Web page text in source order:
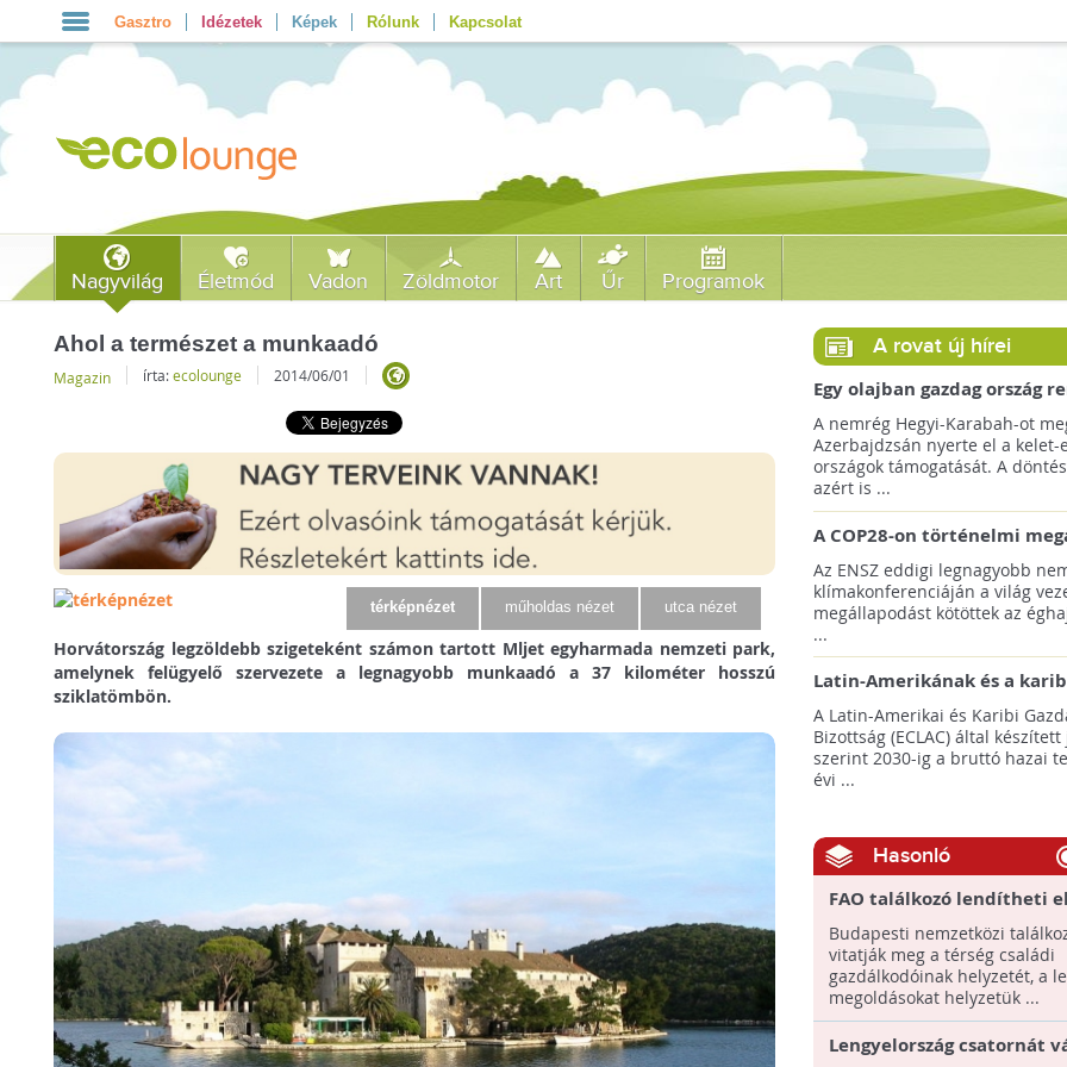
Gasztro Idézetek Képek Rólunk Kapcsolat
Nagyvilág Életmód Vadon Zöldmotor Art Űr Programok
Ahol a természet a munkaadó
Magazin írta:ecolounge 2014/06/01
térképnézet műholdas nézet utca nézet
Horvátország legzöldebb szigeteként számon tartott Mljet egyharmada nemzeti park,
amelynek felügyelő szervezete a legnagyobb munkaadó a 37 kilométer hosszú
sziklatömbön.
A rovat új hírei
Egy olajban gazdag ország
jövőre a COP29 klímacsúcsot
A nemrég Hegyi-Karabah-ot
Azerbajdzsán nyerte el a kelet-
országok támogatását. A
azért is ...
A COP28-on történelmi
született! - Összefoglaló az
klímacsúcsáról
Az ENSZ eddigi legnagyobb
klímakonferenciáján a világ
megállapodást kötöttek az
...
Latin-Amerikának és a
térségnek növelniük kell
az éghajlatvédelmi célok
A Latin-Amerikai és Karibi
Bizottság (ECLAC) által
szerint 2030-ig a bruttó hazai
évi ...
Hasonló
FAO találkozó lendítheti
térség családi
helyzetét
Budapesti nemzetközi
vitatják meg a térség családi
gazdálkodóinak helyzetét, a
megoldásokat helyzetük ...
Lengyelország csatornát